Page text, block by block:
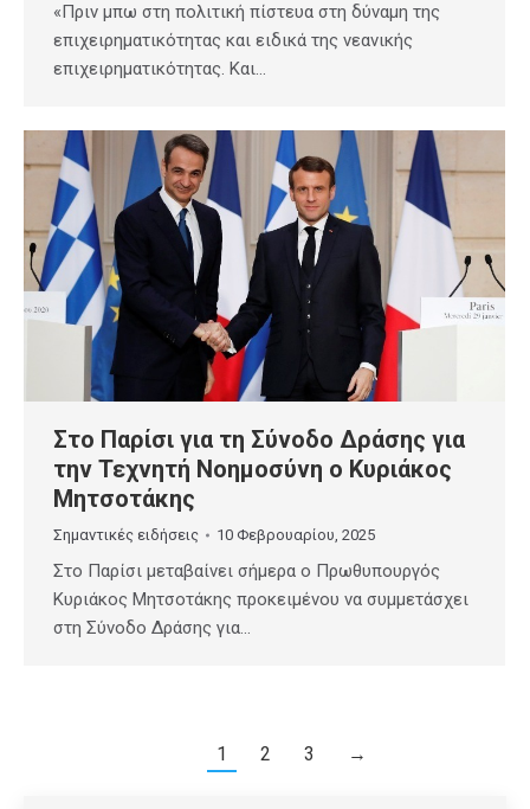
«Πριν μπω στη πολιτική πίστευα στη δύναμη της
επιχειρηματικότητας και ειδικά της νεανικής
επιχειρηματικότητας. Και…
Στο Παρίσι για τη Σύνοδο Δράσης για
την Τεχνητή Νοημοσύνη ο Κυριάκος
Μητσοτάκης
Σημαντικές ειδήσεις 10 Φεβρουαρίου, 2025
Στο Παρίσι μεταβαίνει σήμερα ο Πρωθυπουργός
Κυριάκος Μητσοτάκης προκειμένου να συμμετάσχει
στη Σύνοδο Δράσης για…
1 2 3 →